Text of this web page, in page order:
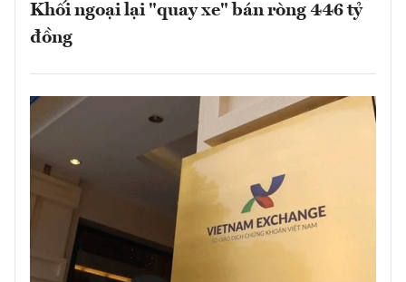
Khối ngoại lại "quay xe" bán ròng 446 tỷ
đồng